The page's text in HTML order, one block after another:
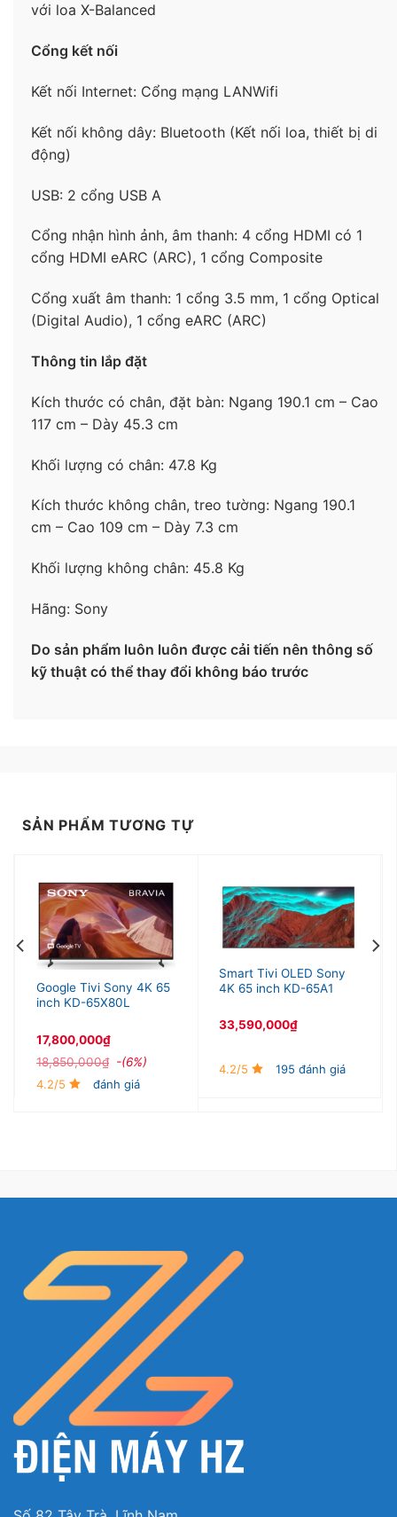
– Hỗ trợ Dolby Atmos,
Surroundmang đến âm thanh vòm lan tỏa khắp
không gian, cho bạn được tận hưởng âm thanh như
ở rạp chiếu phim thực thụ.
Hệ điều hành
diện thiết kế hiện đại, các nội dung được sắp xếp
hợp lý cho người dùng tiết kiệm thời gian tìm kiếm,
Play, Galaxy Play (Fim+), Netflix, VieON,… tùy theo
nhu cầu của từng cá nhân, bạn có thể tải thêm
nhiều ứng dụng khác để giải trí tiện lợi, thú vị hơn.
Tiện ích
bằng giọng nói mà không cần sử dụng đến remote.
– Ứng dụng Bravia CAM (cần mua thêm camera)
giúp bạn thực hiện các cuộc gọi video với bạn bè ở
xa thuận tiện, chuyển đổi kênh, tăng giảm âm lượng
với loa X-Balanced
Cổng kết nối
Kết nối Internet: Cổng mạng LANWifi
Kết nối không dây: Bluetooth (Kết nối loa, thiết bị di
động)
USB: 2 cổng USB A
Cổng nhận hình ảnh, âm thanh: 4 cổng HDMI có 1
cổng HDMI eARC (ARC), 1 cổng Composite
Cổng xuất âm thanh: 1 cổng 3.5 mm, 1 cổng Optical
(Digital Audio), 1 cổng eARC (ARC)
Thông tin lắp đặt
Kích thước có chân, đặt bàn: Ngang 190.1 cm – Cao
117 cm – Dày 45.3 cm
Khối lượng có chân: 47.8 Kg
Kích thước không chân, treo tường: Ngang 190.1
cm – Cao 109 cm – Dày 7.3 cm
Khối lượng không chân: 45.8 Kg
Hãng: Sony
Do sản phẩm luôn luôn được cải tiến nên thông số
kỹ thuật có thể thay đổi không báo trước
SẢN PHẨM TƯƠNG TỰ
Google Tivi Sony 4K 65
inch KD-65X80L
17,800,000₫
18,850,000₫ -(6%)
4.2/5
đánh giá
Smart Tivi OLED Sony
4K 65 inch KD-65A1
33,590,000₫
4.2/5 195 đánh giá